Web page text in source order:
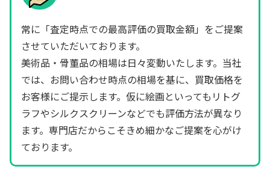
常に「査定時点での最高評価の買取金額」をご提案
させていただいております。
美術品・骨董品の相場は日々変動いたします。当社
では、お問い合わせ時点の相場を基に、買取価格を
お客様にご提示します。仮に絵画といってもリトグ
ラフやシルクスクリーンなどでも評価方法が異なり
ます。専門店だからこそきめ細かなご提案を心がけ
ております。